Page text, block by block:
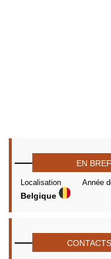
EN BREF
Localisation
Belgique
Année
CONTACTS